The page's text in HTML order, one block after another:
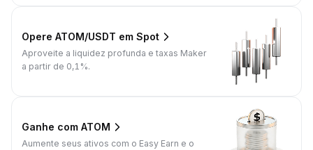
Opere ATOM/USDT em Spot
Aproveite a liquidez profunda e taxas Maker
a partir de 0,1%.
Ganhe com ATOM
Aumente seus ativos com o Easy Earn e o